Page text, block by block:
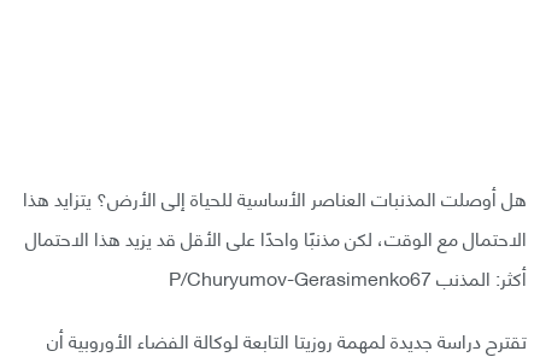
هل أوصلت المذنبات العناصر الأساسية للحياة إلى الأرض؟ يتزايد هذا
الاحتمال مع الوقت، لكن مذنبًا واحدًا على الأقل قد يزيد هذا الاحتمال
أكثر: المذنب P/Churyumov-Gerasimenko67
تقترح دراسة جديدة لمهمة روزيتا التابعة لوكالة الفضاء الأوروبية أن